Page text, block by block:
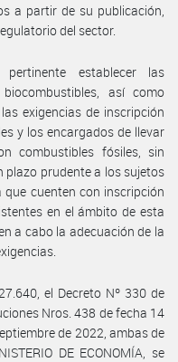
a partir de su publicación,
del sector.
establecer las
así como
exigencias de inscripción
y los encargados de llevar
combustibles fósiles, sin
plazo prudente a los sujetos
cuenten con inscripción
en el ámbito de esta
a cabo la adecuación de la
el Decreto Nº 330 de
Nros. 438 de fecha 14
de 2022, ambas de
DE ECONOMÍA, se